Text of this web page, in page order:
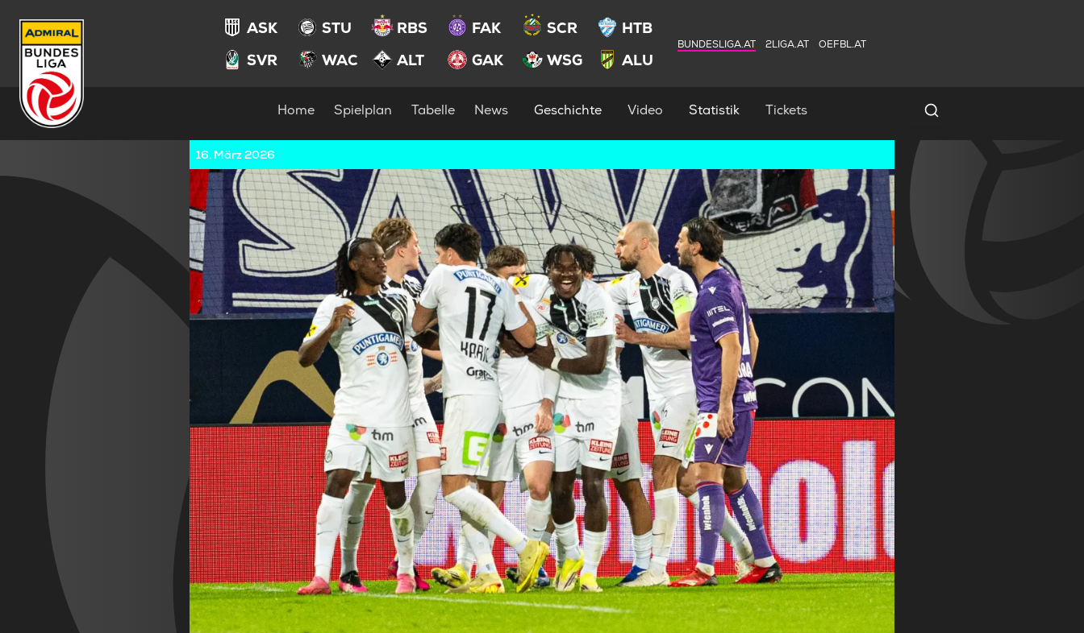
ASK STU RBS FAK SCR
HTB
SVR
WAC ALT GAK WSG ALU
BUNDESLIGA.AT 2LIGA.AT OEFBL.AT
Home Spielplan Tabelle News Geschichte Video Statistik Tickets Spielersuche
16. März 2026